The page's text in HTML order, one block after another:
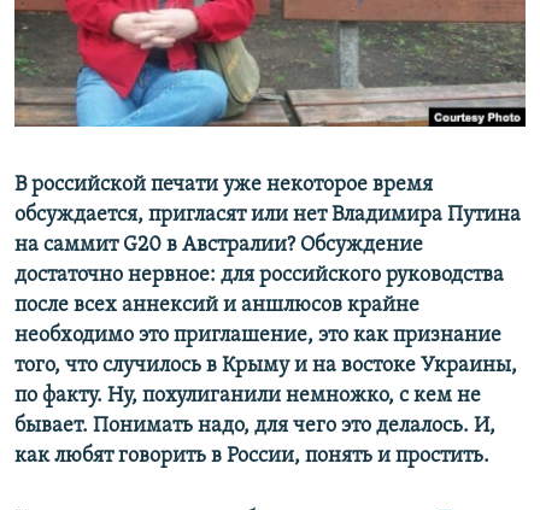
ПОБЕДИТЕЛЕЙ НЕ СУДЯТ?
КРЫМ.НЕПОКОРЕННЫЙ
ELIFBE
ПРИСОЕДИНЯЙТЕСЬ!
Все сайты RFE/RL
В российской печати уже некоторое время
обсуждается, пригласят или нет Владимира Путина
на саммит G20 в Австралии? Обсуждение
достаточно нервное: для российского руководства
после всех аннексий и аншлюсов крайне
необходимо это приглашение, это как признание
того, что случилось в Крыму и на востоке Украины,
по факту. Ну, похулиганили немножко, с кем не
бывает. Понимать надо, для чего это делалось. И,
как любят говорить в России, понять и простить.